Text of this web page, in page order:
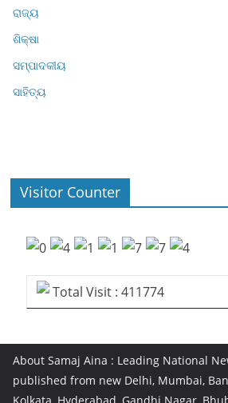
ରାଜ୍ୟ
ଶିକ୍ଷା
ସମ୍ପାଦକୀୟ
ସାହିତ୍ୟ
Visitor Counter
Total Visit : 411774
About Samaj Aina : Leading National
published from new Delhi, Mumbai,